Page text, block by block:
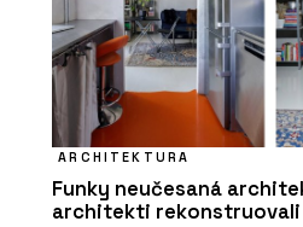
ARCHITEKTURA
Funky neučesaná
architekti